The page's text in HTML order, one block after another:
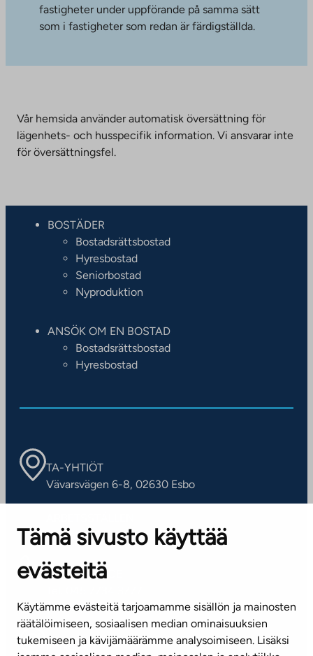
Tämä sivusto käyttää
evästeitä
Käytämme evästeitä tarjoamamme sisällön ja mainosten
räätälöimiseen, sosiaalisen median ominaisuuksien
tukemiseen ja kävijämäärämme analysoimiseen. Lisäksi
fastigheter under uppförande på samma sätt
som i fastigheter som redan är färdigställda.
Vår hemsida använder automatisk översättning för
lägenhets- och husspecifik information. Vi ansvarar inte
för översättningsfel.
BOSTÄDER
Bostadsrättsbostad
Hyresbostad
Seniorbostad
Nyproduktion
ANSÖK OM EN BOSTAD
Bostadsrättsbostad
Hyresbostad
TA-YHTIÖT
Vävarsvägen 6-8, 02630 Esbo
Kontaktinformation
KUNDSERVICE
(vardagar kl. 8–16)
info@ta.fi